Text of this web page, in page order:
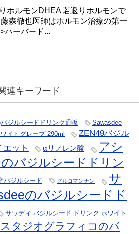
ホルモンDHEA 若返りホルモンで
森徹也医師はホルモン治療の第一
ハーバード...
連キーワード
ジルシードドリンク通販
Sawasdee
イトグレープ 290ml
ZEN49バジル
エット
αリノレン酸
アシ
バジルシードドリン
バジルシード グルコマンナン
サ
のバジルシードド
サワディ バジルシード ドリンク ホワイト
スタジオグラフィコのバ